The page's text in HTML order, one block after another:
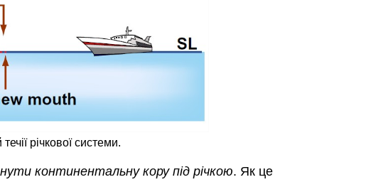
річкової системи.
континентальну кору під річкою. Як це